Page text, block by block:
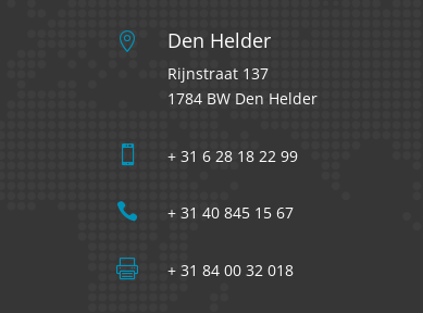
 Den Helder
Rijnstraat 137
1784 BW Den Helder
 + 31 6 28 18 22 99
 + 31 40 845 15 67
 + 31 84 00 32 018